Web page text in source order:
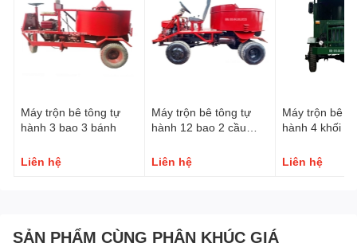
1.1. Cấu tạo của trạm trộn bao gồm:
Vít tải : Tùy chọn
Silo xi măng : 1 - 2 chiếc (tùy chọn)
Hệ thống điều khiển trung tâm.
Trọng lượng 4 tấn
Bảo hành 06 tháng
Máy trộn bê tông tự
hành 3 bao 3 bánh
Liên hệ
Máy trộn bê tông tự
hành 12 bao 2 cầu
Liên hệ
Máy trộn bê
hành 4 khối 2
Liên hệ
SẢN PHẨM CÙNG PHÂN KHÚC GIÁ